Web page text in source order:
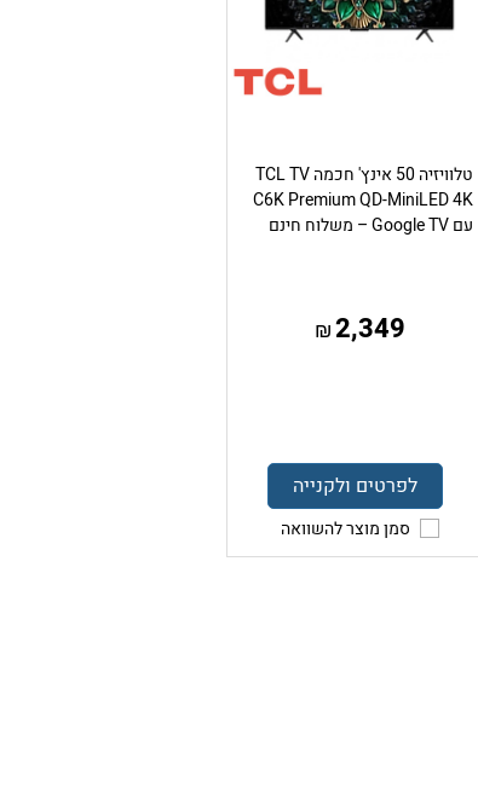
טלוויזיה 50 אינץ' חכמה TCL TV
C6K Premium QD-MiniLED 4K
עם Google TV – משלוח חינם
2,349
₪
לפרטים ולקנייה
סמן מוצר להשוואה